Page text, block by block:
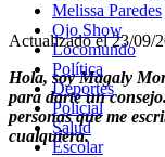
Melissa Paredes
Ojo Show
Locomundo
Política
Deportes
Policial
Salud
Escolar
Actualizado el 23/09/
Hola, soy Magaly
para darte un
personas que me
cualquiera.